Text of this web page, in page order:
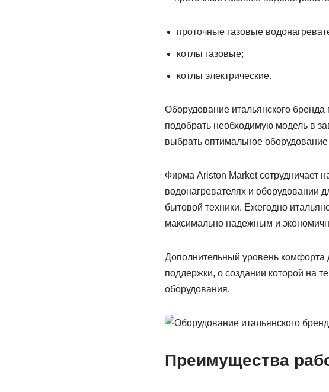
проточные газовые
котлы газовые;
котлы электрические.
Оборудование итальянского бренда
подобрать необходимую модель в
выбрать оптимальное оборудование
Фирма Ariston Market сотрудничает
водонагревателях и оборудовании
бытовой техники. Ежегодно
максимально надежным и
Дополнительный уровень комфорта
поддержки, о создании которой на
оборудования.
Преимущества